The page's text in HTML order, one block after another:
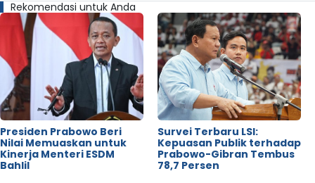
Rekomendasi untuk Anda
Presiden Prabowo Beri
Nilai Memuaskan untuk
Kinerja Menteri ESDM
Bahlil
Survei Terbaru LSI:
Kepuasan Publik terhadap
Prabowo-Gibran Tembus
78,7 Persen